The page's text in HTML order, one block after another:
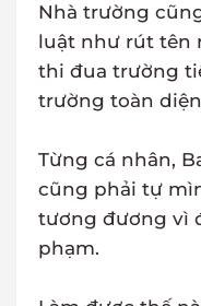
Nhà trường
luật như rút tên
thi đua trường
trường toàn
Từng cá nhân,
cũng phải tự
tương đương vì
phạm.